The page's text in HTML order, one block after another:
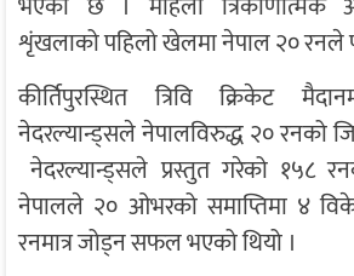
शृंखलाको पहिलो खेलमा नेपाल २० रनले
कीर्तिपुरस्थित त्रिवि क्रिकेट
नेदरल्यान्ड्सले नेपालविरुद्ध २० रनको
नेदरल्यान्ड्सले प्रस्तुत गरेको १५८
नेपालले २० ओभरको समाप्तिमा ४
रनमात्र जोड्न सफल भएको थियो ।